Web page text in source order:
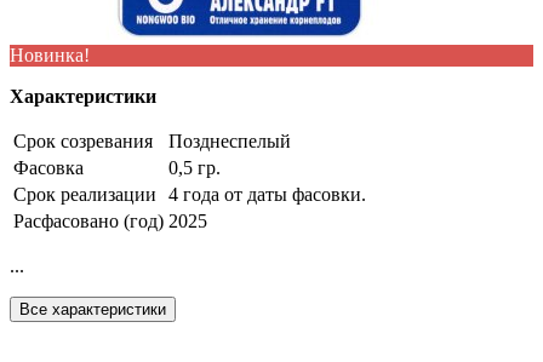
Новинка!
Характеристики
Срок созревания
Позднеспелый
Фасовка
0,5 гр.
Срок реализации
4 года от даты фасовки.
Расфасовано (год) 2025
...
Все характеристики